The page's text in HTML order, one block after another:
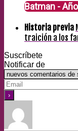
Batman -
Historia previa
traición a los
Suscríbete
Notificar de